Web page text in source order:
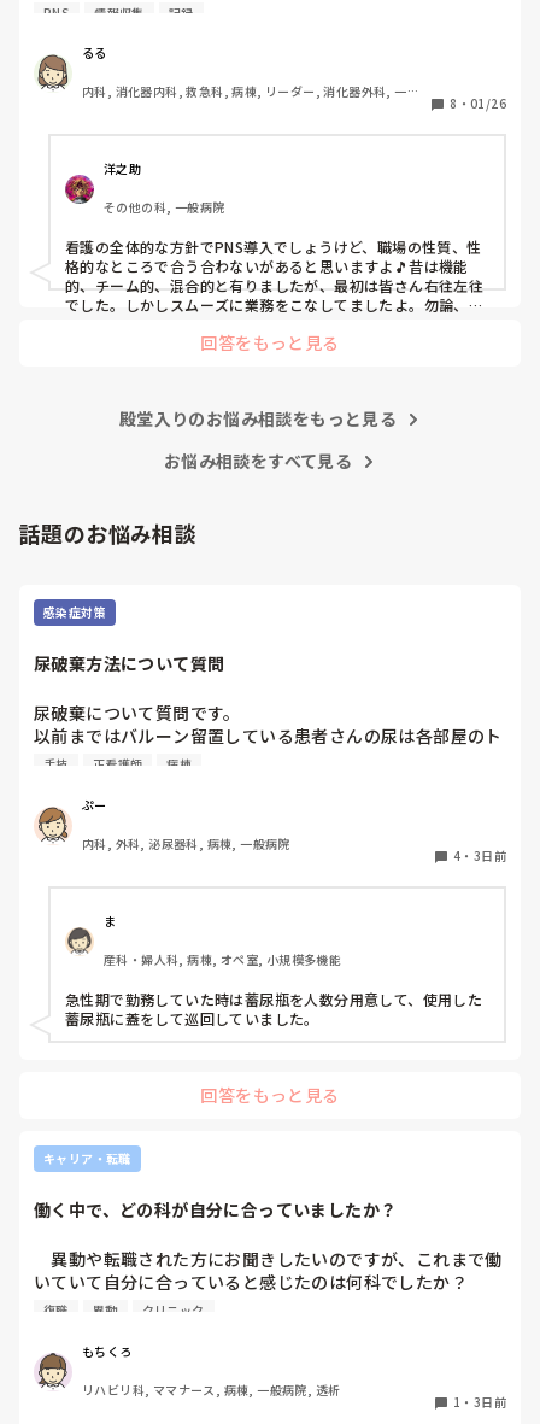
後、PNSを廃止しました。
私は、そのPNSを廃止した病棟からまだPNSをやっている病
棟に9月に異動してきました。
じざるを得ませんでした。
色々な病棟に入院したことのある患者さんも、「(私が異動
する前の病棟の方が)新人が患者から見てもよく動けてた
よ」と言っていました。
現病棟はPNSだけれども、結局は忙しくて、新人の面倒を見
てられず、清潔ケアや単純に点滴を繋げてくるなど、簡単な
仕事しか新人にさせていませんでした。PNSを廃止した病棟
では、イベントは必ずと言っていいほど新人に担当させて、
ることがどんどん増えていったと思っています。
朝の情報収集にも時間がかかり、結果、患者のことがわから
の意味があるのか疑問です。
やったことないの！？もう10ヶ月なんだから、未経験なこと
新人さんが可愛そう、と感じることもある反面、ペアの先輩
が何か処置をしているけど、ペアの新人はのんびり記録して
がいいんじゃないの？」と声をかけても、「記録終わってな
早く色々覚えたい！という、意欲があまり感じられず…これ
はPNS云々よりも、その新人の性格かな？とも思いました
が、ほとんどの新人に当てはまりました。。。時代柄でしょ
私はどちらかといえば、PNSは好きじゃありません。
でもPNSでやれというからには、もっと業務量に見合った、
新人を指導しながら業務ができるゆとりが欲しいです。
いと思いますか？
PNS 情報収集 記録
るる
内科, 消化器内科, 救急科, 病棟, リーダー, 消化器外科, 一般
8 ・ 01/26
洋之助
その他の科, 一般病院
看護の全体的な方針でPNS導入でしょうけど、職場の性質、性
格的なところで合う合わないがあると思いますよ🎵昔は機能
的、チーム的、混合的と有りましたが、最初は皆さん右往左往
でした。しかしスムーズに業務をこなしてましたよ。勿論、指
と意見交換を行うべきと思いますよ🎵それに人手が足りないの
の向き合い方になると思いますよ🎵僕は昔の人間なので、昔は
いと思います。昔は患者様、スタッフ全員に目を配れる人が沢
るなら実施してみてはどうでしょうか⁉️そういう事と思います
回答をもっと見る
殿堂入りのお悩み相談をもっと見る
お悩み相談をすべて見る
話題のお悩み相談
感染症対策
尿破棄方法について質問
尿破棄について質問です。
以前まではバルーン留置している患者さんの尿は各部屋のト
イレに破棄する形でしたが、感染予防上汚物処理室でのみ破
物処理室に持っていくという非効率な方法になってます。尿
破棄人数は10人近くになるので病室と汚物処理室を10往復
する形に。結果尿破棄に時間がかかってます。
ットしワゴン下段に乗せて破棄していき最後まとめて汚物処
理室で破棄してたのでその方法はダメなのか？と疑問抱いて
ます。もちろん汚物見えないようワゴンにカバーする等対策
して。
皆さんの病棟ではどのような方法取られてますか？
手技 正看護師 病棟
ぷー
内科, 外科, 泌尿器科, 病棟, 一般病院
4 ・ 3日前
ま
産科・婦人科, 病棟, オペ室, 小規模多機能
急性期で勤務していた時は蓄尿瓶を人数分用意して、使用した
蓄尿瓶に蓋をして巡回していました。
回答をもっと見る
キャリア・転職
働く中で、どの科が自分に合っていましたか？
異動や転職された方にお聞きしたいのですが、これまで働
いていて自分に合っていると感じたのは何科でしたか？
また、どんなところが合っていると感じましたか？
私はこれまで脳神経外科、リハビリ科、透析室と経験しまし
たが、どこもしっくり来なくて悩んでいます…。次回の転職
の参考にさせていただきたいです😭
復職 異動 クリニック
もちくろ
リハビリ科, ママナース, 病棟, 一般病院, 透析
1 ・ 3日前